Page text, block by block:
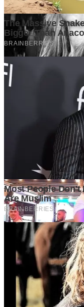
Surat Terbuka
Musyawarah Daerah
Jakarta
1 week ago